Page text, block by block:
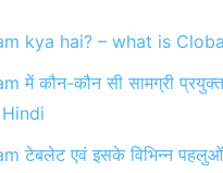
kya hai? – what is
में कौन-कौन सी सामग्री
टेबलेट एवं इसके विभिन्न